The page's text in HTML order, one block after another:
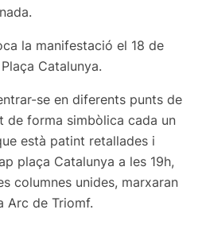
la manifestació el 18 de
Catalunya.
se en diferents punts de
de forma simbòlica cada un
està patint retallades i
plaça Catalunya a les 19h,
columnes unides, marxaran
Arc de Triomf.